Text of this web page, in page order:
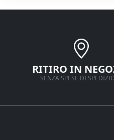
RITIRO IN
SENZA SPESE DI